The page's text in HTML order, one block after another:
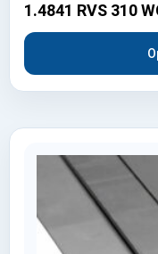
1.4841 RVS 310